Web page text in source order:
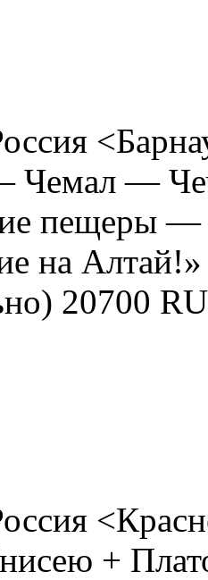
Чемал —
пещеры —
на Алтай!»
20700
+